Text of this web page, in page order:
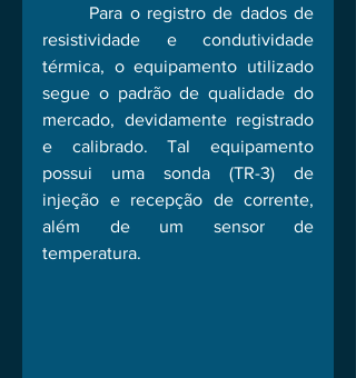
resistividade e condutividade
térmica, o equipamento utilizado
segue o padrão de qualidade do
mercado, devidamente registrado
e calibrado. Tal equipamento
possui uma sonda (TR-3) de
injeção e recepção de corrente,
além de um sensor de
temperatura.